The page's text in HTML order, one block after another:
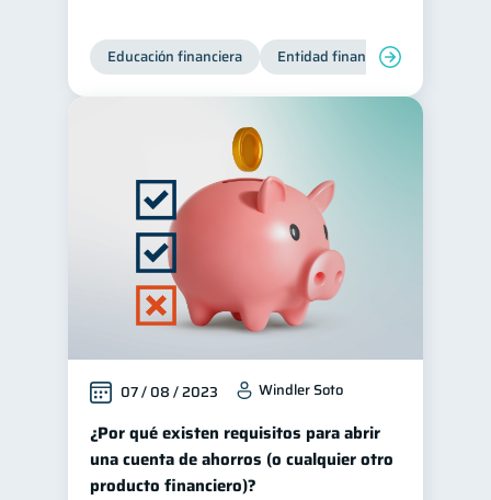
Educación financiera Entidad financiera
07 / 08 / 2023 Windler Soto
¿Por qué existen requisitos para abrir
una cuenta de ahorros (o cualquier otro
producto financiero)?